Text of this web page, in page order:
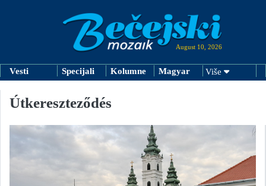
August 10, 2026
Vesti Specijali Kolumne Magyar Više
Útkereszteződés